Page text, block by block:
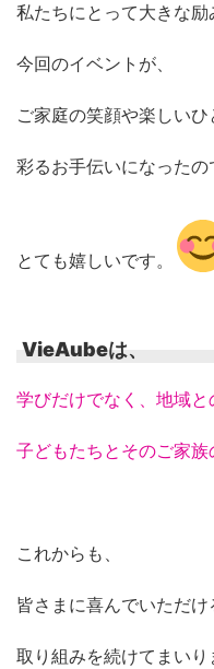
私たちにとって大きな励
今回のイベントが、
ご家庭の笑顔や楽しいひ
彩るお手伝いになったの
とても嬉しいです。
VieAubeは、
学びだけでなく、地域と
子どもたちとそのご家族
これからも、
皆さまに喜んでいただけ
取り組みを続けてまいり